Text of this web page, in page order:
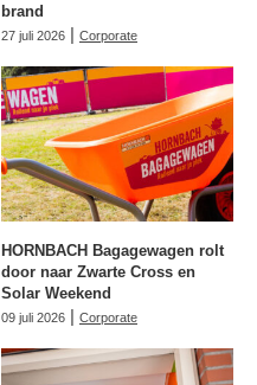
brand
27 juli 2026 | Corporate
HORNBACH Bagagewagen rolt
door naar Zwarte Cross en
Solar Weekend
09 juli 2026 | Corporate